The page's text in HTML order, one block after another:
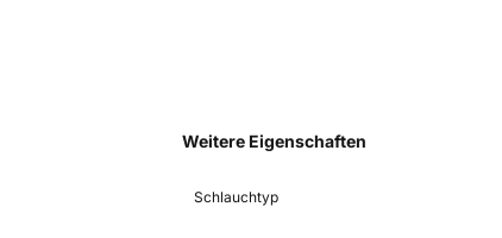
Weitere Eigenschaften
Schlauchtyp